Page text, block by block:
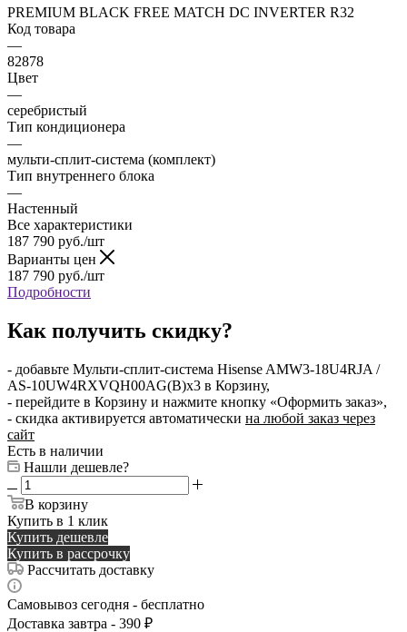
PREMIUM BLACK FREE MATCH DC INVERTER R32
Код товара
—
82878
Цвет
—
серебристый
Тип кондиционера
—
мульти-сплит-система (комплект)
Тип внутреннего блока
—
Настенный
Все характеристики
187 790 руб./шт
Варианты цен
187 790 руб./шт
Подробности
Как получить скидку?
- добавьте Мульти-сплит-система Hisense AMW3-18U4RJA /
AS-10UW4RXVQH00AG(B)x3 в Корзину,
- перейдите в Корзину и нажмите кнопку «Оформить заказ»,
- скидка активируется автоматически на любой заказ через
сайт
Есть в наличии
Нашли дешевле?
В корзину
Купить в 1 клик
Купить дешевле
Купить в рассрочку
Рассчитать доставку
Самовывоз сегодня - бесплатно
Доставка завтра - 390 ₽